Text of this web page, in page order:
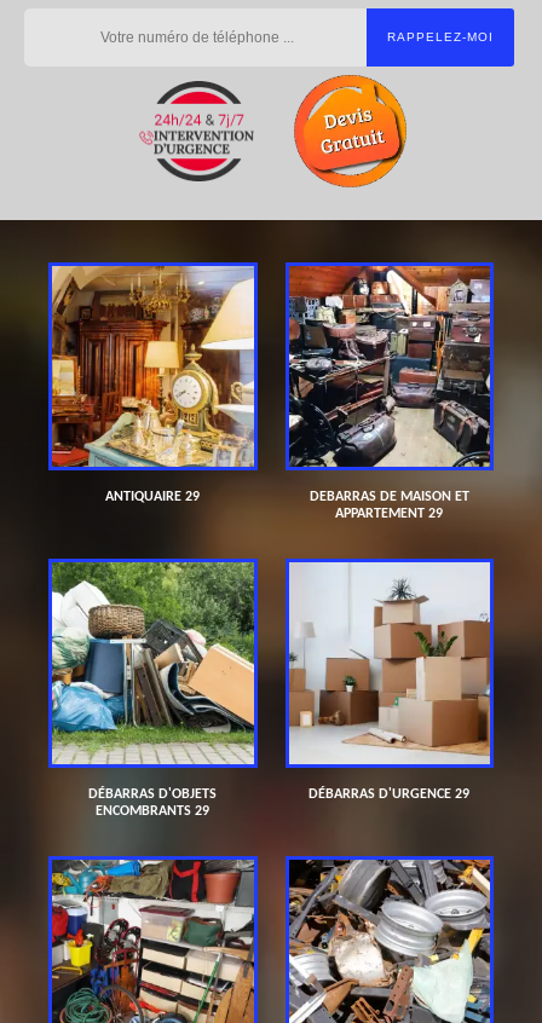
ANTIQUAIRE 29
DEBARRAS DE MAISON ET
APPARTEMENT 29
DÉBARRAS D'OBJETS
ENCOMBRANTS 29
DÉBARRAS D'URGENCE 29